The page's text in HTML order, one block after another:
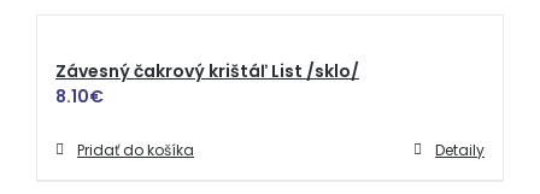
Závesný čakrový krištáľ List /sklo/
8.10€
Pridať do košíka Detaily